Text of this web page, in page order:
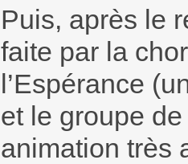
Puis, après le
faite par la
l’Espérance
et le groupe
animation très